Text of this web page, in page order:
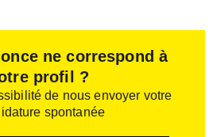
ne correspond à
profil ?
de nous envoyer votre
spontanée